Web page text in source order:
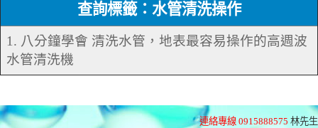
查詢標籤：水管清洗操作
1. 八分鐘學會 清洗水管，地表最容易操作的高週波
水管清洗機
連絡專線 0915888575 林先生